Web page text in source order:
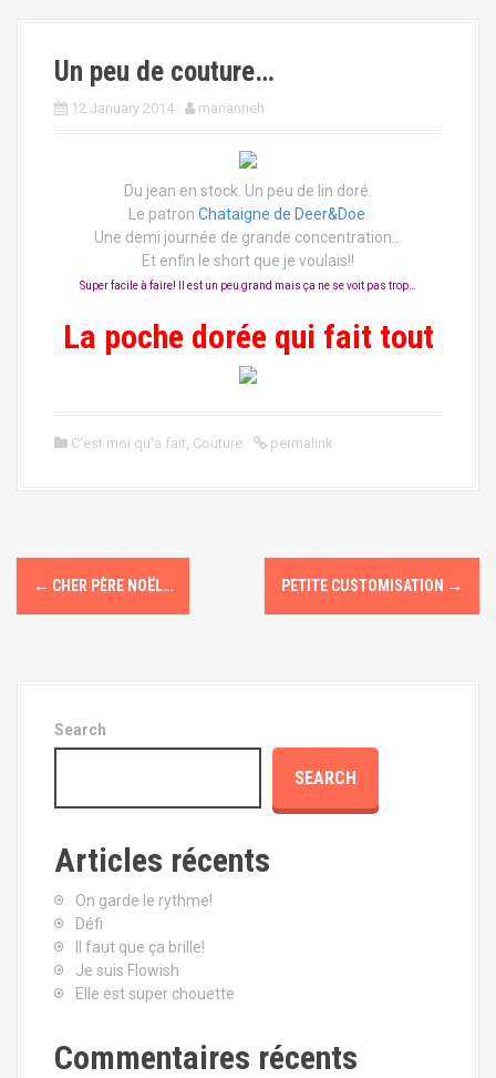
Un peu de couture…
12 January 2014 marianneh
Du jean en stock. Un peu de lin doré.
Le patron Chataigne de Deer&Doe
Une demi journée de grande concentration…
Et enfin le short que je voulais!!
Super facile à faire! Il est un peu grand mais ça ne se voit pas trop…
La poche dorée qui fait tout
C'est moi qu'a fait, Couture permalink
P
o
← CHER PÈRE NOËL… PETITE CUSTOMISATION →
Search
SEARCH
Articles récents
On garde le rythme!
Défi
Il faut que ça brille!
Je suis Flowish
Elle est super chouette
Commentaires récents